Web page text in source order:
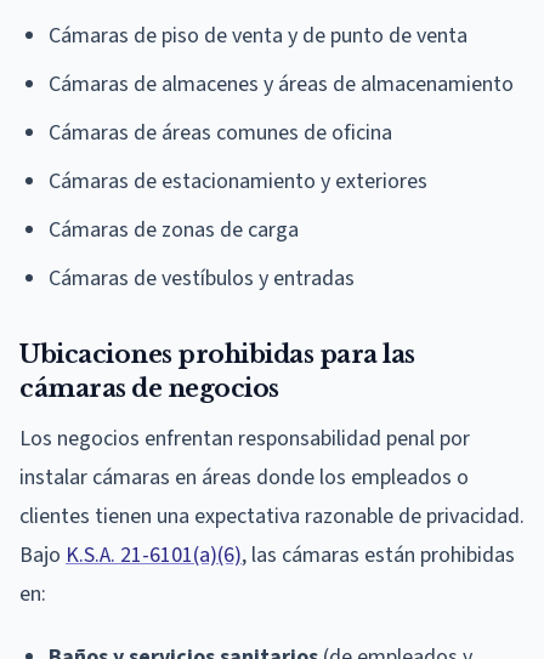
Cámaras de piso de venta y de punto de venta
Cámaras de almacenes y áreas de almacenamiento
Cámaras de áreas comunes de oficina
Cámaras de estacionamiento y exteriores
Cámaras de zonas de carga
Cámaras de vestíbulos y entradas
Ubicaciones prohibidas para las
cámaras de negocios
Los negocios enfrentan responsabilidad penal por
instalar cámaras en áreas donde los empleados o
clientes tienen una expectativa razonable de privacidad.
Bajo K.S.A. 21-6101(a)(6), las cámaras están prohibidas
en: